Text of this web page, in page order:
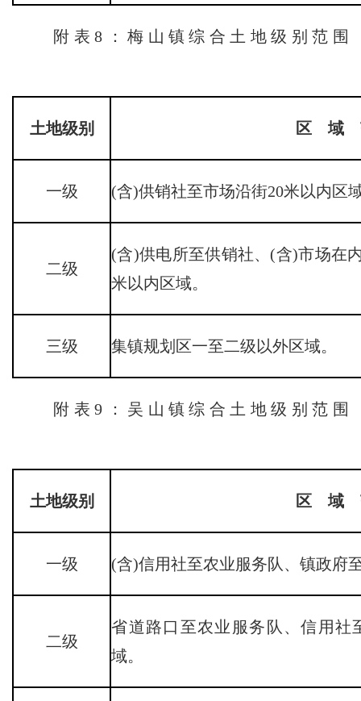
附表8：梅山镇综合土地级别范围
土地级别 区 域
一级 (含)供销社至市场沿街20米以内区
二级
(含)供电所至供销社、(含)市场在
米以内区域。
三级 集镇规划区一至二级以外区域。
附表9：吴山镇综合土地级别范围
土地级别 区 域
一级 (含)信用社至农业服务队、镇政府
二级
省道路口至农业服务队、信用社
域。